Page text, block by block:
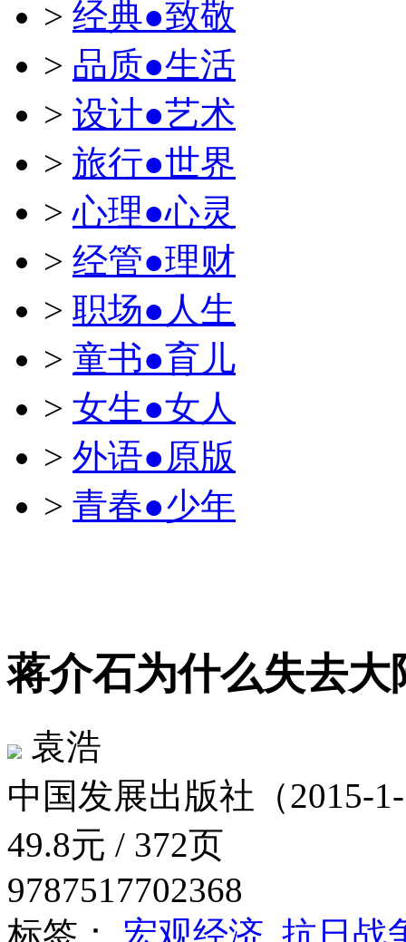
> 经典●致敬
> 品质●生活
> 设计●艺术
> 旅行●世界
>心理●心灵
> 经管●理财
> 职场●人生
> 童书●育儿
> 女生●女人
> 外语●原版
> 青春●少年
蒋介石为什么失去
袁浩
中国发展出版社（2015-
49.8元 / 372页
9787517702368
标签： 宏观经济 抗日战